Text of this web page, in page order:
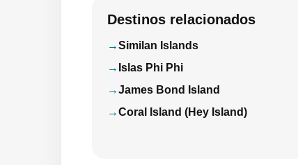
Destinos relacionados
Similan Islands
Islas Phi Phi
James Bond Island
Coral Island (Hey Island)